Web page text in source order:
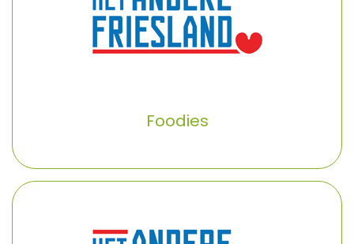
Foodies